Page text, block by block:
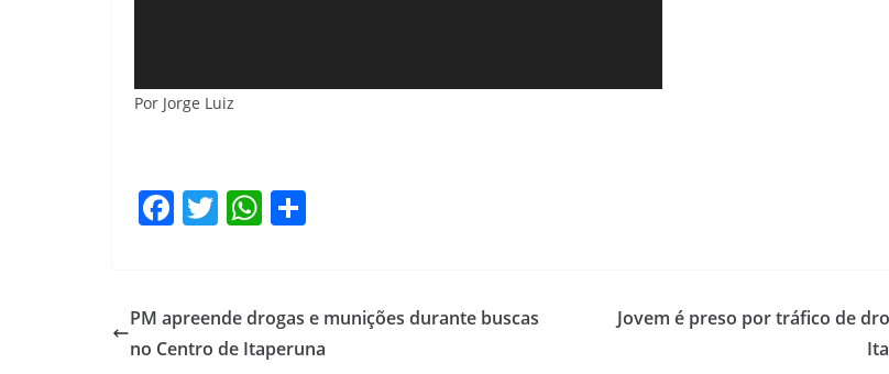
Por Jorge Luiz
F
e
b
T
er
W
s
A
e
PM apreende drogas e munições durante buscas
no Centro de Itaperuna
Jovem é preso por tráfico de